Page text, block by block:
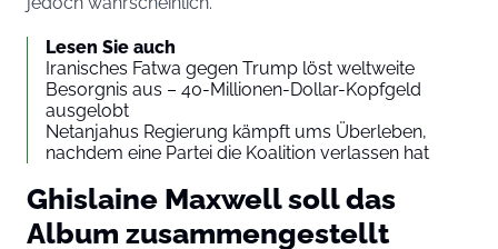
Lesen Sie auch
Iranisches Fatwa gegen Trump löst weltweite
Besorgnis aus – 40-Millionen-Dollar-Kopfgeld
ausgelobt
Netanjahus Regierung kämpft ums Überleben,
nachdem eine Partei die Koalition verlassen hat
Ghislaine Maxwell soll das
Album zusammengestellt